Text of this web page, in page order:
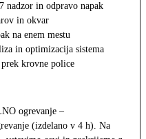
nadzor in odpravo napak
in okvar
na enem mestu
in optimizacija sistema
krovne police
ogrevanje –
(izdelano v 4 h). Na